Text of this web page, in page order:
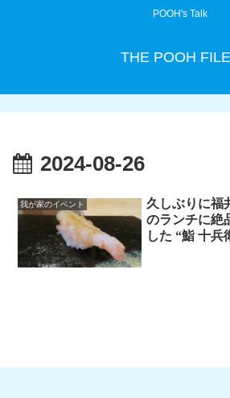
POOH's Talk
THE POOH
2024-08-26
我が家のイベント
久しぶりに福
のランチに絶
した “鮨 十兵